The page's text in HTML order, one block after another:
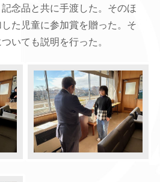
念品と共に手渡した。そのほ
た児童に参加賞を贈った。そ
いても説明を行った。